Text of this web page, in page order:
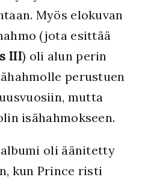
Myös elokuvan
(jota esittää
III) oli alun perin
perustuen
mutta
isähahmokseen.
oli äänitetty
kun Prince risti